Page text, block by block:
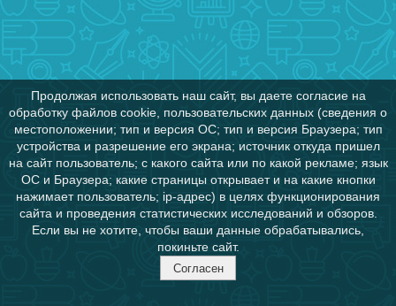
Продолжая использовать наш сайт, вы даете согласие на
обработку файлов cookie, пользовательских данных (сведения о
местоположении; тип и версия ОС; тип и версия Браузера; тип
устройства и разрешение его экрана; источник откуда пришел
на сайт пользователь; с какого сайта или по какой рекламе; язык
ОС и Браузера; какие страницы открывает и на какие кнопки
нажимает пользователь; ip-адрес) в целях функционирования
сайта и проведения статистических исследований и обзоров.
Если вы не хотите, чтобы ваши данные обрабатывались,
покиньте сайт.
Согласен